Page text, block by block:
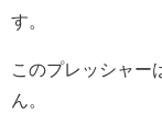
す。
このプレッシャー
ん。